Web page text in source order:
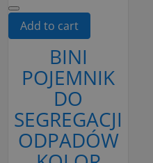
Add to cart
BINI
POJEMNIK
DO
SEGREGACJI
ODPADÓW